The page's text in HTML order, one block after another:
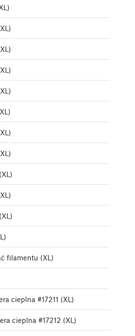
filamentu (XL)
cieplna #17211 (XL)
cieplna #17212 (XL)